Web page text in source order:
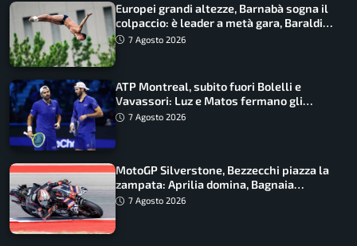
Europei grandi altezze, Barnabà sogna il
colpaccio: è leader a metà gara, Baraldi
ancora in corsa
7 Agosto 2026
ATP Montreal, subito fuori Bolelli e
Vavassori: Luz e Matos fermano gli
azzurri
7 Agosto 2026
MotoGP Silverstone, Bezzecchi piazza la
zampata: Aprilia domina, Bagnaia
costretto al Q1
7 Agosto 2026